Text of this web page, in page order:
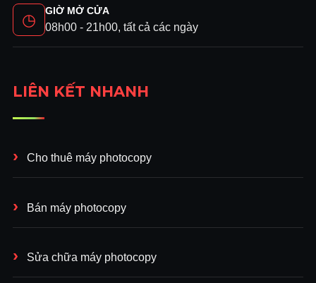
◷ GIỜ MỞ CỬA
08h00 - 21h00, tất cả các ngày
LIÊN KẾT NHANH
Cho thuê máy photocopy
Bán máy photocopy
Sửa chữa máy photocopy